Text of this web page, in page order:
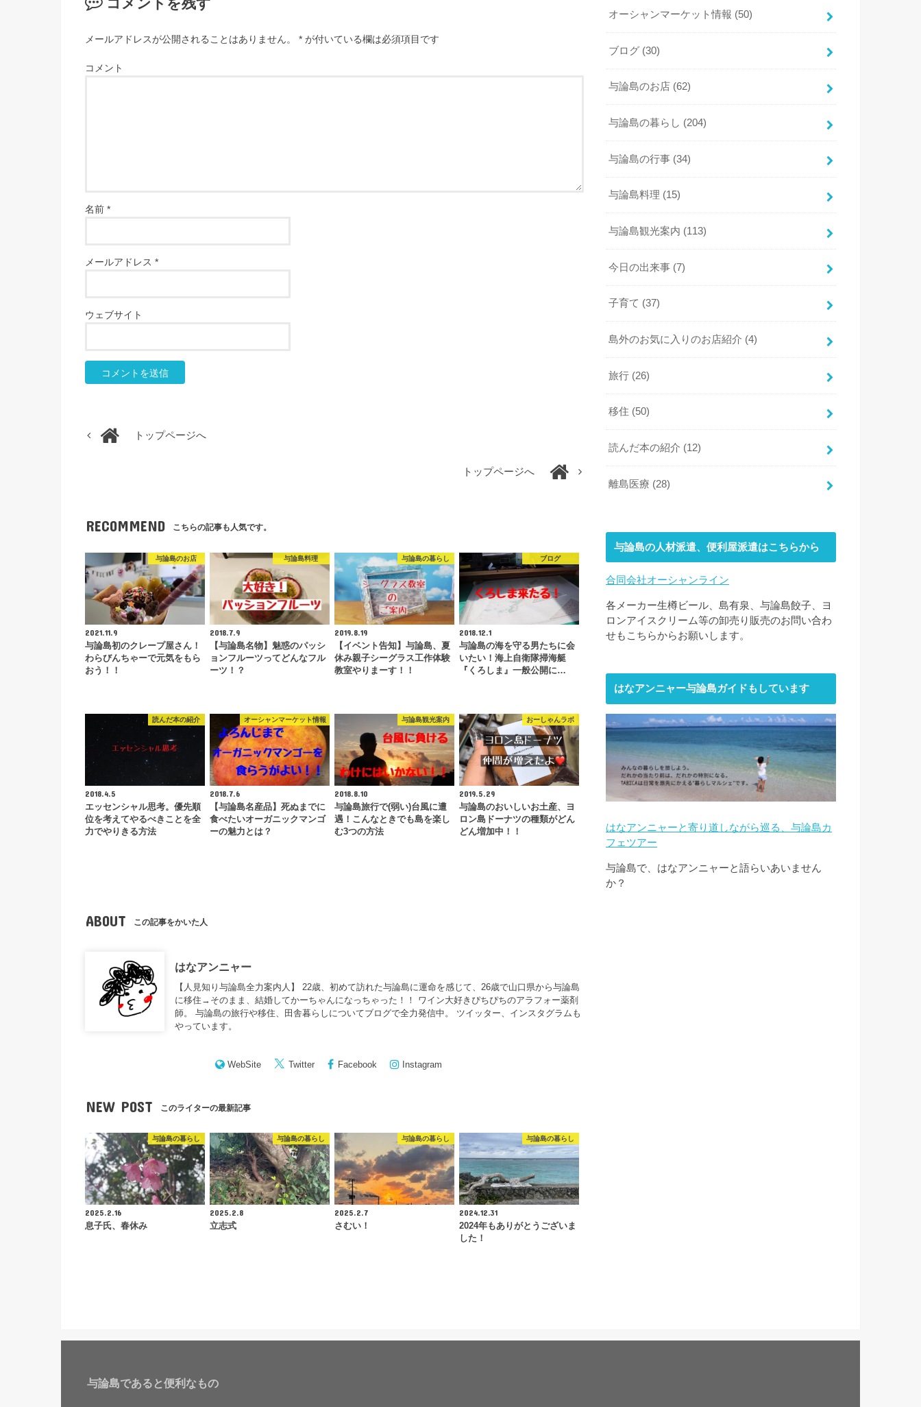
コメントを残す
メールアドレスが公開されることはありません。 * が付いている欄は必須項目です
コメント
名前 *
メールアドレス *
ウェブサイト
トップページへ
トップページへ
RECOMMEND こちらの記事も人気です。
与論島のお店
2021.11.9
与論島初のクレープ屋さん！
わらびんちゃーで元気をもら
おう！！
与論島料理
2018.7.9
【与論島名物】魅惑のパッシ
ョンフルーツってどんなフル
ーツ！？
与論島の暮らし
2019.8.19
【イベント告知】与論島、夏
休み親子シーグラス工作体験
教室やりまーす！！
ブログ
2018.12.1
与論島の海を守る男たちに会
いたい！海上自衛隊掃海艇
『くろしま』一般公開に…
読んだ本の紹介
2018.4.5
エッセンシャル思考。優先順
位を考えてやるべきことを全
力でやりきる方法
オーシャンマーケット情報
2018.7.6
【与論島名産品】死ぬまでに
食べたいオーガニックマンゴ
ーの魅力とは？
与論島観光案内
2018.8.10
与論島旅行で(弱い)台風に遭
遇！こんなときでも島を楽し
む3つの方法
おーしゃんラボ
2019.5.29
与論島のおいしいお土産、ヨ
ロン島ドーナツの種類がどん
どん増加中！！
ABOUT この記事をかいた人
はなアンニャー
【人見知り与論島全力案内人】 22歳、初めて訪れた与論島に運命を感じて、26歳で山口県から与論島
に移住→そのまま、結婚してかーちゃんになっちゃった！！ ワイン大好きぴちぴちのアラフォー薬剤
師。 与論島の旅行や移住、田舎暮らしについてブログで全力発信中。 ツイッター、インスタグラムも
やっています。
WebSite Twitter Facebook Instagram
NEW POST このライターの最新記事
与論島の暮らし
2025.2.16
息子氏、春休み
与論島の暮らし
2025.2.8
立志式
与論島の暮らし
2025.2.7
さむい！
与論島の暮らし
2024.12.31
2024年もありがとうございま
した！
オーシャンマーケット情報 (50)
ブログ (30)
与論島のお店 (62)
与論島の暮らし (204)
与論島の行事 (34)
与論島料理 (15)
与論島観光案内 (113)
今日の出来事 (7)
子育て (37)
島外のお気に入りのお店紹介 (4)
旅行 (26)
移住 (50)
読んだ本の紹介 (12)
離島医療 (28)
与論島の人材派遣、便利屋派遣はこちらから
合同会社オーシャンライン
各メーカー生樽ビール、島有泉、与論島餃子、ヨ
ロンアイスクリーム等の卸売り販売のお問い合わ
せもこちらからお願いします。
はなアンニャー与論島ガイドもしています
はなアンニャーと寄り道しながら巡る、与論島カ
フェツアー
与論島で、はなアンニャーと語らいあいません
か？
与論島であると便利なもの